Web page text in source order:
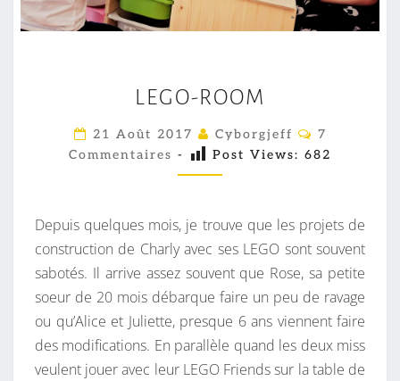
E
G
O
-
O
O
M
LEGO-ROOM
21 Août 2017 Cyborgjeff
C
M
A
I
R
E
7
Commentaires - Post Views: 682
Depuis quelques mois, je trouve que les projets de
construction de Charly avec ses LEGO sont souvent
sabotés. Il arrive assez souvent que Rose, sa petite
soeur de 20 mois débarque faire un peu de ravage
ou qu’Alice et Juliette, presque 6 ans viennent faire
des modifications. En parallèle quand les deux miss
veulent jouer avec leur LEGO Friends sur la table de